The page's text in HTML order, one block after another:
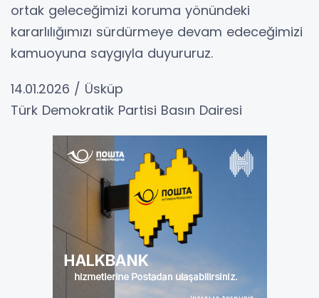
ortak geleceğimizi koruma yönündeki
kararlılığımızı sürdürmeye devam edeceğimizi
kamuoyuna saygıyla duyururuz.
14.01.2026 / Üsküp
Türk Demokratik Partisi Basın Dairesi